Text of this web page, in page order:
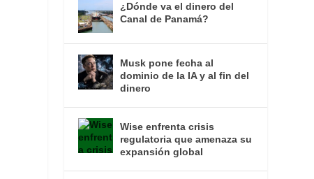
¿Dónde va el dinero del
Canal de Panamá?
Musk pone fecha al
dominio de la IA y al fin del
dinero
Wise enfrenta crisis
regulatoria que amenaza su
expansión global